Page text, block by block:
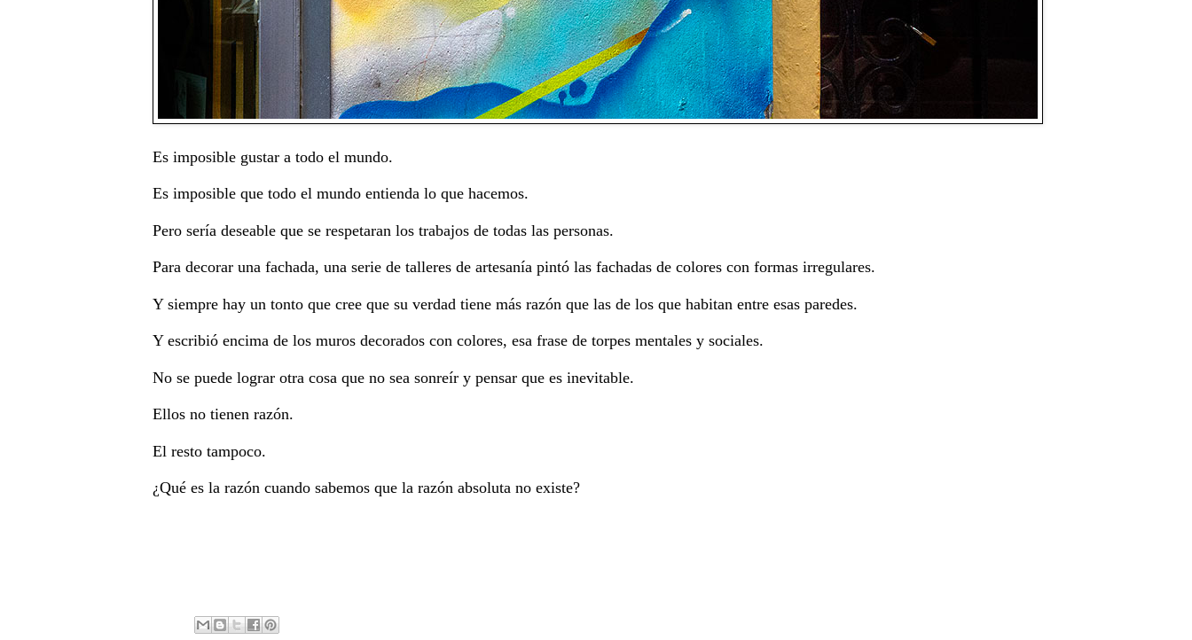
Es imposible gustar a todo el mundo.
Es imposible que todo el mundo entienda lo que hacemos.
Pero sería deseable que se respetaran los trabajos de todas las personas.
Para decorar una fachada, una serie de talleres de artesanía pintó las fachadas de colores con formas irregulares.
Y siempre hay un tonto que cree que su verdad tiene más razón que las de los que habitan entre esas paredes.
Y escribió encima de los muros decorados con colores, esa frase de torpes mentales y sociales.
No se puede lograr otra cosa que no sea sonreír y pensar que es inevitable.
Ellos no tienen razón.
El resto tampoco.
¿Qué es la razón cuando sabemos que la razón absoluta no existe?